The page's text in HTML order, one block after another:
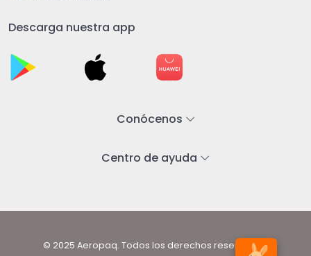
Descarga nuestra app
Conócenos
Centro de ayuda
© 2025 Aeropaq. Todos los derechos reservados.